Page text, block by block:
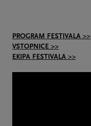
PROGRAM FESTIVALA >>
VSTOPNICE >>
EKIPA FESTIVALA >>